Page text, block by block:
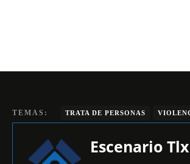
TEMAS: TRATA DE PERSONAS
Escenario Tlx